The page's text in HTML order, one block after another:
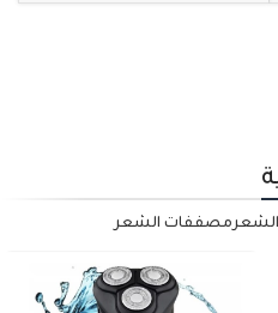
الشعرمصففات الشعر